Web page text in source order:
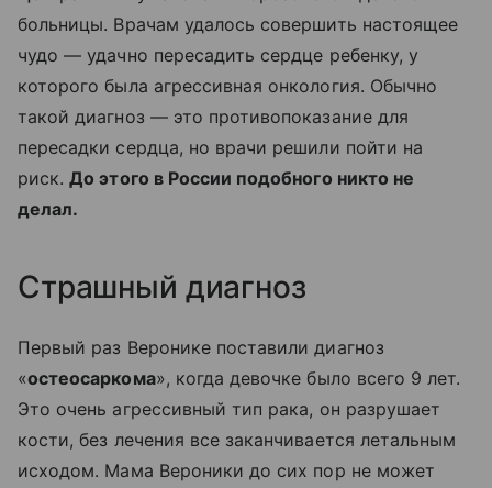
больницы. Врачам удалось совершить настоящее
чудо — удачно пересадить сердце ребенку, у
которого была агрессивная онкология. Обычно
такой диагноз — это противопоказание для
пересадки сердца, но врачи решили пойти на
риск.До этого в России подобного никто не
делал.
Страшный диагноз
Первый раз Веронике поставили диагноз
«остеосаркома», когда девочке было всего 9 лет.
Это очень агрессивный тип рака, он разрушает
кости, без лечения все заканчивается летальным
исходом. Мама Вероники до сих пор не может